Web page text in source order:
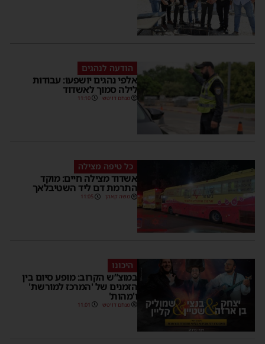
הודעה לנהגים
אלפי נהגים יושפעו: עבודות
לילה סמוך לאשדוד
מנחם דויטש 11:10
כל טיפה מצילה
אשדוד מצילה חיים: מוקד
התרמת דם ליד השטיבלאך
משה קאהן 11:05
היכונו
במוצ”ש הקרוב: מופע סיום בין
הזמנים של 'המרכז למורשת'
ו'מהות'
מנחם דויטש 11:01